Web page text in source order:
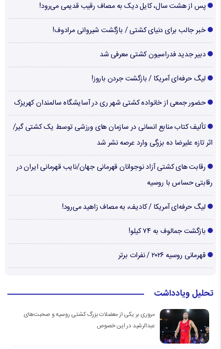
پس از هشت سال، کایل دیک به مصاف رقیب قدیمی می‌رود!
خبر جالب برای دنیای کشتی / بازگشت شیروانی مرادوف!
دبیر جدید فدراسیون کشتی معرفی شد
لیگ حرفه‌ای آمریکا / بازگشت جردن باروز!
حضور جمعی از خانواده کشتی شهر ری در آسایشگاه سالمندان کهریزک
تألیف کتاب منابع انسانی در سازمان های ورزشی توسط یک کشتی گیر/
اثر تازه علیرضا ده بزرگی وارد عرصه نشر شد
رقابت های کشتی آزاد نوجوانان قهرمانی جهان/نایب قهرمانی ایران در
رقابتی حساس با روسیه
لیگ حرفه‌ای آمریکا / کادیف، به مصاف زاهید می‌رود!
بازگشت جمالوف به ۷۴ کیلو!
قهرمانی روسیه ۲۰۲۶ / نفرات برتر
تحلیل ویادداشت
مروری بر یکی از معضلات بزرگ کشتی روسیه و صحبت‌های
عبدالرشید در این خصوص